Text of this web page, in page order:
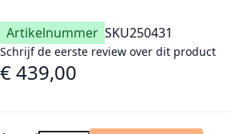
Artikelnummer SKU250431
Schrijf de eerste review over dit product
€ 439,00